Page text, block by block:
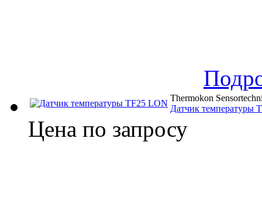
Thermokon
Датчик температуры
Цена по запросу